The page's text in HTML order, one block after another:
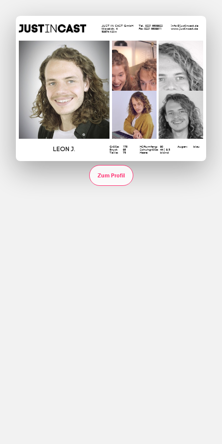
JUST IN CAST GmbH
Moselstr. 4
50674 Köln
Tel. 0221 6609922
Fax 0221 6609911
info@justincast.de
www.justincast.de
Leon J. Größe: 178 Hüftumfang: 90 Augen: blau
Brust: 98 Schuhgröße: 44 | 9.5
Taille: 75 Haare: blond
Zum Profil